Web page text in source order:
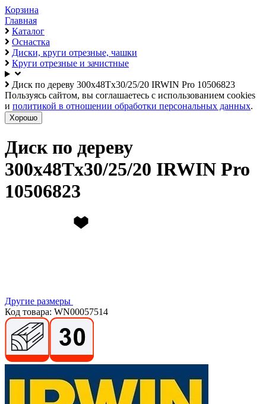
Корзина
Главная
Каталог
Оснастка
Диски, круги отрезные, чашки
Круги отрезные и зачистные
Диск по дереву 300х48Tх30/25/20 IRWIN Pro 10506823
Пользуясь сайтом, вы соглашаетесь с использованием cookies
и политикой в отношении обработки персональных данных.
Хорошо
Диск по дереву
300х48Tх30/25/20 IRWIN Pro
10506823
Другие размеры
Код товара: WN00057514